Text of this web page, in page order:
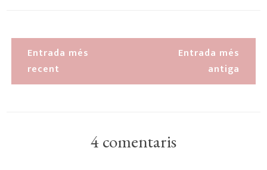
Entrada més
recent
Entrada més
antiga
4 comentaris